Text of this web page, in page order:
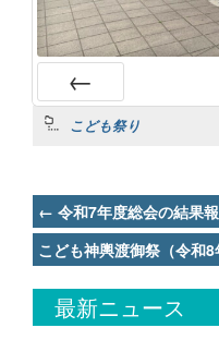
Prev
こども祭り
Post
navigation
← 令和7年度総会の結果
こども神輿渡御祭（令和8
最新ニュース